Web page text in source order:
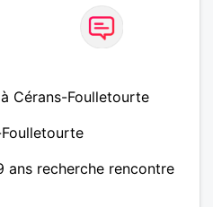
Cérans-Foulletourte
ans recherche rencontre